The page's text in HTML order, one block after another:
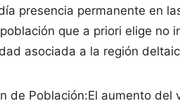
presencia permanente en
que a priori elige no
asociada a la región
de Población:El aumento del